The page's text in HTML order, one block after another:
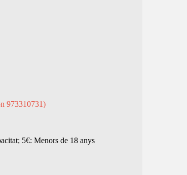
973310731)
5€: Menors de 18 anys